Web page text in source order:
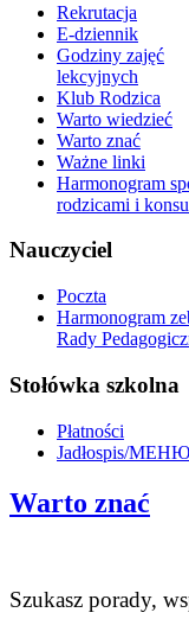
Rekrutacja
E-dziennik
Godziny zajęć
lekcyjnych
Klub Rodzica
Warto wiedzieć
Warto znać
Ważne linki
Harmonogram
rodzicami i
Nauczyciel
Poczta
Harmonogram
Rady
Stołówka szkolna
Płatności
Jadłospis/МЕНЮ
Warto znać
Szukasz porady,